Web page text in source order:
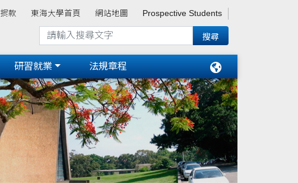
捐款 東海大學首頁 網站地圖 Prospective Students
研習就業 法規章程